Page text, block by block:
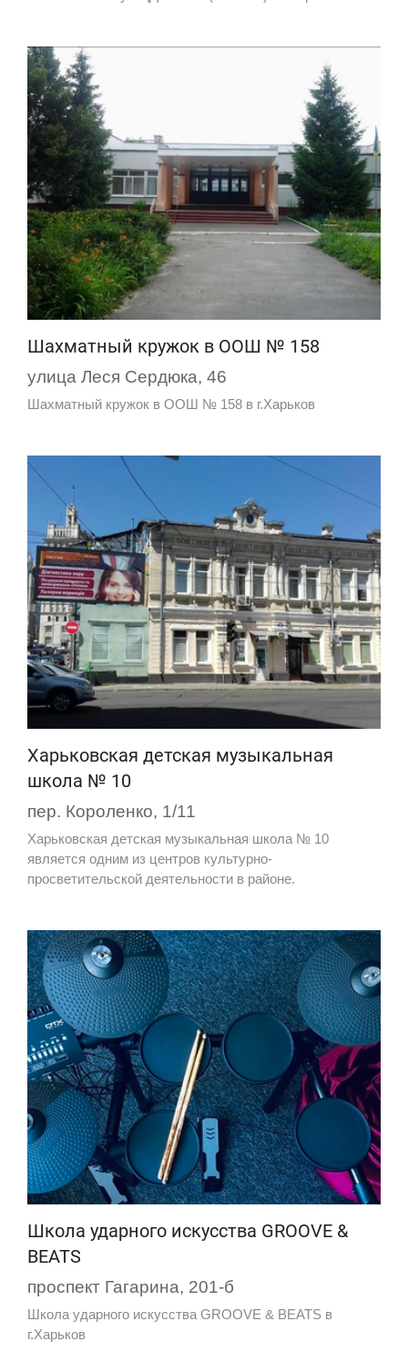
Шахматный кружок в ООШ № 158
улица Леся Сердюка, 46
Шахматный кружок в ООШ № 158 в г.Харьков
Харьковская детская музыкальная
школа № 10
пер. Короленко, 1/11
Харьковская детская музыкальная школа № 10
является одним из центров культурно-
просветительской деятельности в районе.
Школа ударного искусства GROOVE &
BEATS
проспект Гагарина, 201-б
Школа ударного искусства GROOVE & BEATS в
г.Харьков